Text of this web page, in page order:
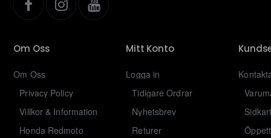
Om Oss
Om Oss
Privacy Policy
Villkor & Information
Honda Redmoto
Mitt Konto
Logga in
Tidigare Ordrar
Nyhetsbrev
Returer